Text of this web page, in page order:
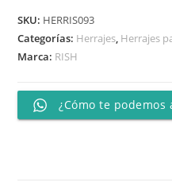
SKU: HERRIS093
Categorías: Herrajes, Herrajes
Marca: RISH
¿Cómo te podemos